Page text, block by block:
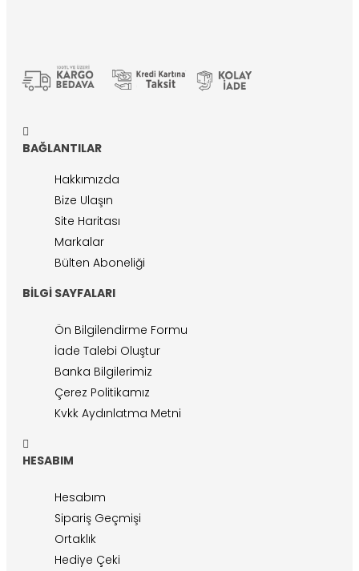
BAĞLANTILAR
Hakkımızda
Bize Ulaşın
Site Haritası
Markalar
Bülten Aboneliği
BILGI SAYFALARI
Ön Bilgilendirme Formu
İade Talebi Oluştur
Banka Bilgilerimiz
Çerez Politikamız
Kvkk Aydınlatma Metni
HESABIM
Hesabım
Sipariş Geçmişi
Ortaklık
Hediye Çeki